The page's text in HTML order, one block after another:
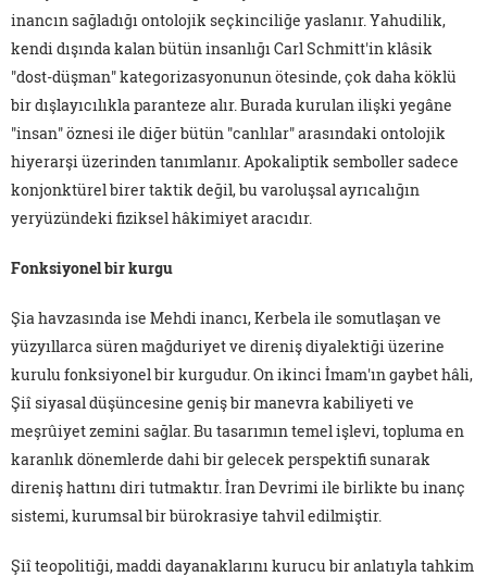
inancın sağladığı ontolojik seçkinciliğe yaslanır. Yahudilik,
kendi dışında kalan bütün insanlığı Carl Schmitt'in klâsik
"dost-düşman" kategorizasyonunun ötesinde, çok daha köklü
bir dışlayıcılıkla paranteze alır. Burada kurulan ilişki yegâne
"insan" öznesi ile diğer bütün "canlılar" arasındaki ontolojik
hiyerarşi üzerinden tanımlanır. Apokaliptik semboller sadece
konjonktürel birer taktik değil, bu varoluşsal ayrıcalığın
yeryüzündeki fiziksel hâkimiyet aracıdır.
Fonksiyonel bir kurgu
Şia havzasında ise Mehdi inancı, Kerbela ile somutlaşan ve
yüzyıllarca süren mağduriyet ve direniş diyalektiği üzerine
kurulu fonksiyonel bir kurgudur. On ikinci İmam'ın gaybet hâli,
Şiî siyasal düşüncesine geniş bir manevra kabiliyeti ve
meşrûiyet zemini sağlar. Bu tasarımın temel işlevi, topluma en
karanlık dönemlerde dahi bir gelecek perspektifi sunarak
direniş hattını diri tutmaktır. İran Devrimi ile birlikte bu inanç
sistemi, kurumsal bir bürokrasiye tahvil edilmiştir.
Şiî teopolitiği, maddi dayanaklarını kurucu bir anlatıyla tahkim